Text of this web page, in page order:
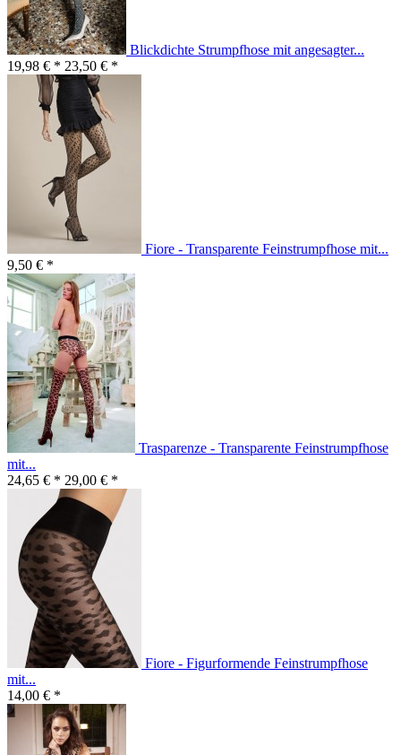
Blickdichte Strumpfhose mit angesagter...
19,98 € * 23,50 € *
Fiore - Transparente Feinstrumpfhose mit...
9,50 € *
Trasparenze - Transparente Feinstrumpfhose
mit...
24,65 € * 29,00 € *
Fiore - Figurformende Feinstrumpfhose
mit...
14,00 € *